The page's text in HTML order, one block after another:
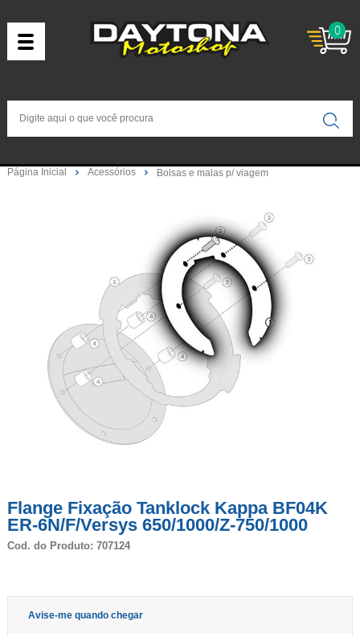
0
Página Inicial Acessórios Bolsas e malas p/ viagem
Flange Fixação Tanklock Kappa BF04K
ER-6N/F/Versys 650/1000/Z-750/1000
Cod. do Produto: 707124
Avise-me quando chegar